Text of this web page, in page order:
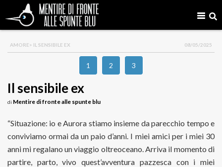
AMORE> IL SENSIBILE EX 08/05/2025
1 2 3
Il sensibile ex
di Mentire di fronte alle spunte blu
“Situazione: io e Aurora stiamo insieme da parecchio tempo e
conviviamo ormai da un paio d’anni. I miei amici per i miei 30
anni mi regalano un viaggio oltreoceano. Arriva il momento di
partire, parto, vivo quest’avventura pazzesca con i miei